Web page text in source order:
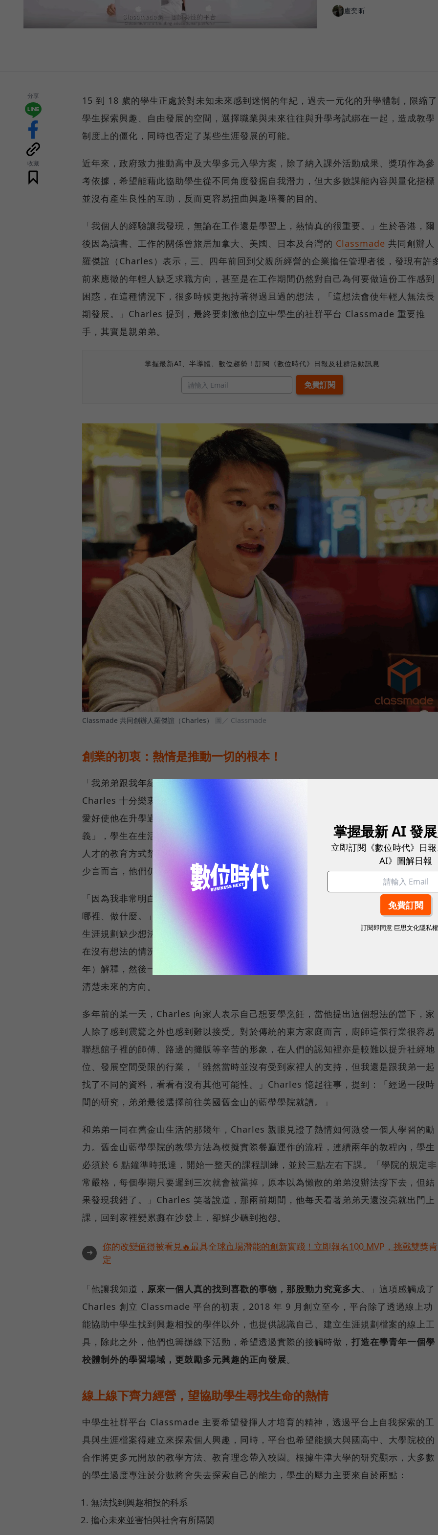
盧奕昕
分享
收藏
15 到 18 歲的學生正處於對未知未來感到迷惘的年紀，過去一元化的升學體制，限縮了
學生探索興趣、自由發展的空間，選擇職業與未來往往與升學考試綁在一起，造成教學
制度上的僵化，同時也否定了某些生涯發展的可能。
近年來，政府致力推動高中及大學多元入學方案，除了納入課外活動成果、獎項作為參
考依據，希望能藉此協助學生從不同角度發掘自我潛力，但大多數課能內容與量化指標
並沒有產生良性的互助，反而更容易扭曲興趣培養的目的。
「我個人的經驗讓我發現，無論在工作還是學習上，熱情真的很重要。」生於香港，爾
後因為讀書、工作的關係曾旅居加拿大、美國、日本及台灣的 Classmade 共同創辦人
羅傑誼（Charles）表示，三、四年前回到父親所經營的企業擔任管理者後，發現有許
前來應徵的年輕人缺乏求職方向，甚至是在工作期間仍然對自己為何要做這份工作感到
困惑，在這種情況下，很多時候更抱持著得過且過的想法，「這想法會使年輕人無法長
期發展。」Charles 提到，最終要刺激他創立中學生的社群平台 Classmade 重要推
手，其實是親弟弟。
掌握最新AI、半導體、數位趨勢！訂閱《數位時代》日報及社群活動訊息
Classmade 共同創辦人羅傑誼（Charles） 圖／ Classmade
創業的初衷：熱情是推動一切的根本！
「我弟弟跟我年紀差不多，生長在同一個家庭，卻有完全不同的發展。」年少的
Charles 十分樂衷於具有創意的事物，且在成長過程中充分展露對於設計的熱情，這份
愛好使他在升學過程中較少遭遇阻礙，即便過去十年香港教育同樣多崇尚「菁英主
義」，學生在生活備感壓力與挑戰的情況下，工業化地製造「菁英」、培養特定產業的
人才的教育方式禁錮了孩子們的對於職業的想像空間，然而，對於可以相對有想法的青
少言而言，他們仍有一定的選擇權可以走向理想的未來。
「因為我非常明白自己對於設計、創意領域深感興趣，所以我一直都知道要念什麼、去
哪裡、做什麼。」Charles 提到，有別於自己，弟弟雖然擁有相同資源，但卻對於自身
生涯規劃缺少想法，導致無目的性的升學，與港、台許多面臨志願選擇的高中生一樣，
在沒有想法的情況下只好胡亂填寫一個科系，誤信學長姐對於 University（由你玩四
年）解釋，然後一路讀到碩班、甚至出國留了學回來，卻發現自己在幾年之間仍然搞不
清楚未來的方向。
多年前的某一天，Charles 向家人表示自己想要學烹飪，當他提出這個想法的當下，家
人除了感到震驚之外也感到難以接受。對於傳統的東方家庭而言，廚師這個行業很容易
聯想館子裡的師傅、路邊的攤販等辛苦的形象，在人們的認知裡亦是較難以提升社經地
位、發展空間受限的行業，「雖然當時並沒有受到家裡人的支持，但我還是跟我弟一起
找了不同的資料，看看有沒有其他可能性。」Charles 憶起往事，提到：「經過一段時
間的研究，弟弟最後選擇前往美國舊金山的藍帶學院就讀。」
和弟弟一同在舊金山生活的那幾年，Charles 親眼見證了熱情如何激發一個人學習的動
力。舊金山藍帶學院的教學方法為模擬實際餐廳運作的流程，連續兩年的教程內，學生
必須於 6 點鐘準時抵達，開始一整天的課程訓練，並於三點左右下課。「學院的規定非
常嚴格，每個學期只要遲到三次就會被當掉，原本以為懶散的弟弟沒辦法撐下去，但結
果發現我錯了。」Charles 笑著說道，那兩前期間，他每天看著弟弟天還沒亮就出門上
課，回到家裡變累癱在沙發上，卻鮮少聽到抱怨。
➜
你的改變值得被看見🔥最具全球市場潛能的創新實踐！立即報名100 MVP，挑戰雙獎肯
定
「他讓我知道， 原來一個人真的找到喜歡的事物，那股動力究竟多大。」這項感觸成了
Charles 創立 Classmade 平台的初衷，2018 年 9 月創立至今，平台除了透過線上功
能協助中學生找到興趣相投的學伴以外，也提供認識自己、建立生涯規劃檔案的線上工
具，除此之外，他們也籌辦線下活動，希望透過實際的接觸時做， 打造在學青年一個學
校體制外的學習場域，更鼓勵多元興趣的正向發展。
線上線下齊力經營，望協助學生尋找生命的熱情
中學生社群平台 Classmade 主要希望發揮人才培育的精神，透過平台上自我探索的工
具與生涯檔案得建立來探索個人興趣，同時，平台也希望能擴大與國高中、大學院校的
合作將更多元開放的教學方法、教育理念帶入校園。根據牛津大學的研究顯示，大多數
的學生過度專注於分數將會失去探索自己的能力，學生的壓力主要來自於兩點：
無法找到興趣相投的科系
擔心未來並害怕與社會有所隔閡
掌握最新 AI 發
立即訂閱《數位時代》日
AI》圖解日報
訂閱即同意 巨思文化隱私